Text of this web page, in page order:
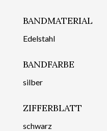
BANDMATERIAL
Edelstahl
BANDFARBE
silber
ZIFFERBLATT
schwarz